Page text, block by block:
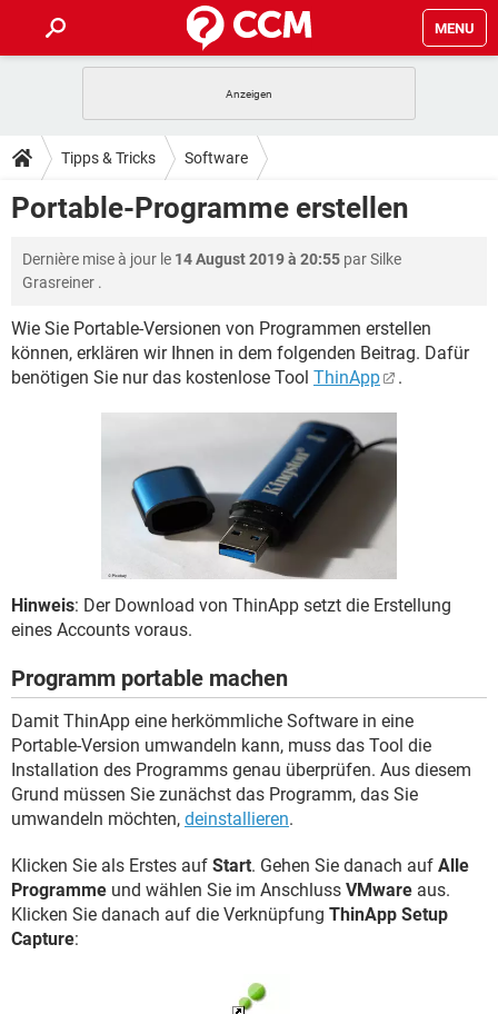
MENU
ANDROID IOS
WINDOWS 10 INSTAGRAM
FACEBOOK
TIPPS & TRICKS
SPIELE
ANDROID IOS
WINDOWS 10 INSTAGRAM
FACEBOOK HARDWARE
DOWNLOADS
ANDROID
WHATSAPP TIKTOK
FACEBOOK
FORUM
ANDROID IOS
WINDOWS 10 INSTAGRAM
TIKTOK
HARDWARE
SPIELE STREAMING
ANDROID
INSTAGRAM
TIKTOK
HARDWARE
Tipps & Tricks Software
Portable-Programme erstellen
Dernière mise à jour le 14 August 2019 à 20:55 parSilke
Grasreiner .
Wie Sie Portable-Versionen von Programmen erstellen
können, erklären wir Ihnen in dem folgenden Beitrag. Dafür
benötigen Sie nur das kostenlose Tool ThinApp .
Hinweis: Der Download von ThinApp setzt die Erstellung
eines Accounts voraus.
Programm portable machen
Damit ThinApp eine herkömmliche Software in eine
Portable-Version umwandeln kann, muss das Tool die
Installation des Programms genau überprüfen. Aus diesem
Grund müssen Sie zunächst das Programm, das Sie
umwandeln möchten, deinstallieren.
Klicken Sie als Erstes auf Start. Gehen Sie danach auf Alle
Programme und wählen Sie im Anschluss VMware aus.
Klicken Sie danach auf die Verknüpfung ThinApp Setup
Capture: